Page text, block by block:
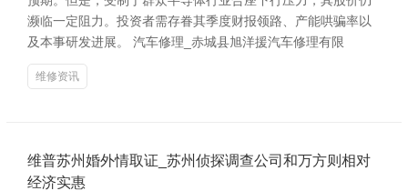
濒临一定阻力。投资者需存眷其季度财报领路、产能哄骗率以
及本事研发进展。 汽车修理_赤城县旭洋援汽车修理有限
维修资讯
维普苏州婚外情取证_苏州侦探调查公司和万方则相对
经济实惠